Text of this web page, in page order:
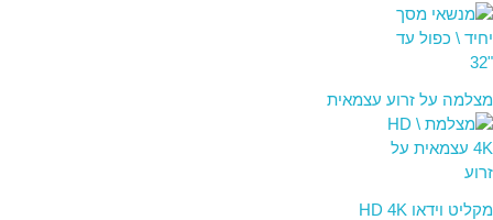
מצלמה על זרוע עצמאית
מקליט וידאו HD 4K